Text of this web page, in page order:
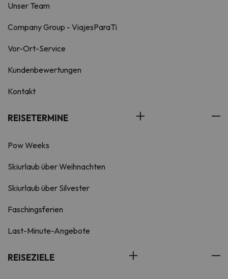
Unser Team
Company Group - ViajesParaTi
Vor-Ort-Service
Kundenbewertungen
Kontakt
REISETERMINE
Pow Weeks
Skiurlaub über Weihnachten
Skiurlaub über Silvester
Faschingsferien
Last-Minute-Angebote
REISEZIELE